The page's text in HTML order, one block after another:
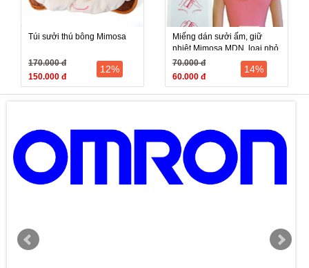
Túi sưởi thú bông Mimosa
170.000 đ
150.000 đ
12%
Miếng dán sưởi ấm, giữ
nhiệt Mimosa MDN, loại nhỏ,
9x7cm x 05 miếng
70.000 đ
60.000 đ
14%